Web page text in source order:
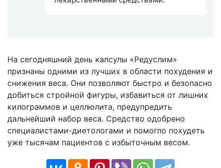
На сегодняшний день капсулы «Редуслим»
признаны одними из лучших в области похудения и
снижения веса. Они позволяют быстро и безопасно
добиться стройной фигуры, избавиться от лишних
килограммов и целлюлита, предупредить
дальнейший набор веса. Средство одобрено
специалистами-диетологами и помогло похудеть
уже тысячам пациентов с избыточным весом.